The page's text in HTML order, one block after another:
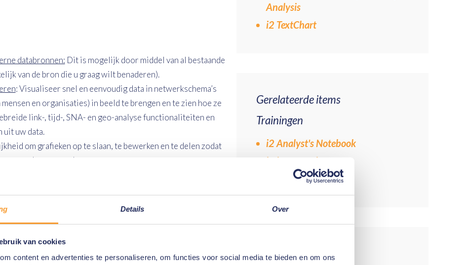
Details Over
van cookies
content en advertenties te personaliseren, om functies voor social media te bieden en om ons
databronnen: Dit is mogelijk door middel van al bestaande
van de bron die u graag wilt benaderen).
: Visualiseer snel en eenvoudig data in netwerkschema’s
en organisaties) in beeld te brengen en te zien hoe ze
link-, tijd-, SNA- en geo-analyse functionaliteiten en
uit uw data.
om grafieken op te slaan, te bewerken en te delen zodat
verkennen en doornemen.
en presentatiedoeleinden.
contact
Analysis
i2 TextChart
Gerelateerde items
Trainingen
i2 Analyst's Notebook
i2 iBase Designer
i2 iBase User
Hosted i2